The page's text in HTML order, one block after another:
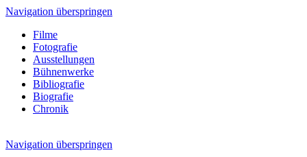
Navigation überspringen
Filme
Fotografie
Ausstellungen
Bühnenwerke
Bibliografie
Biografie
Chronik
Navigation überspringen